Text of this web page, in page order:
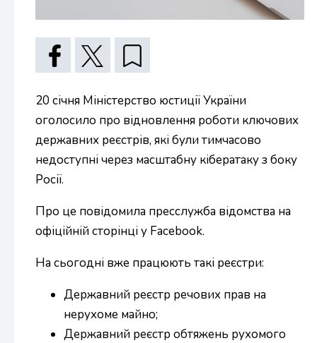
20 січня Міністерство юстиції України
оголосило про відновлення роботи ключових
державних реєстрів, які були тимчасово
недоступні через масштабну кібератаку з боку
Росії.
Про це повідомила пресслужба відомства на
офіційній сторінці у Facebook.
На сьогодні вже працюють такі реєстри:
Державний реєстр речових прав на
нерухоме майно;
Державний реєстр обтяжень рухомого